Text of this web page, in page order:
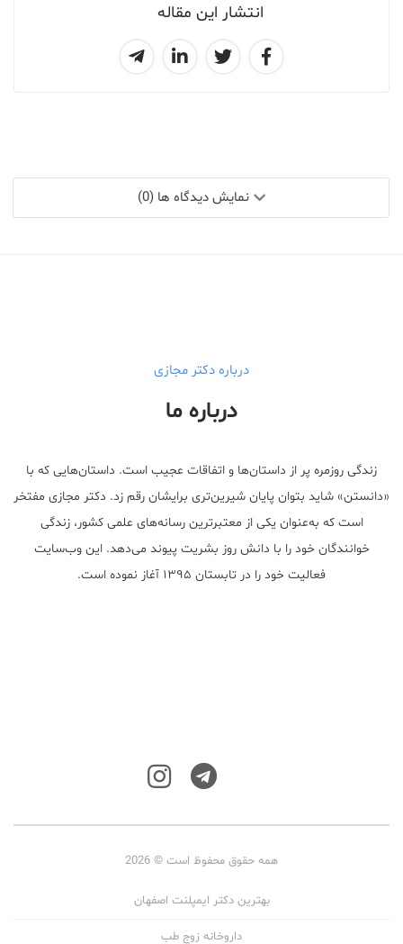
انتشار این مقاله
نمایش دیدگاه ها (0)
درباره دکتر مجازی
درباره ما
زندگی روزمره پر از داستان‌ها و اتفاقات عجیب است. داستان‌هایی که با
«دانستن» شاید بتوان پایان شیرین‌تری برایشان رقم زد. دکتر مجازی مفتخر
است که به‌عنوان یکی از معتبر‌ترین رسانه‌های علمی کشور، زندگی
خوانندگان خود را با دانش روز بشریت پیوند می‌دهد. این وب‌سایت
فعالیت خود را در تابستان ۱۳۹۵ آغاز نموده است.
همه حقوق محفوظ است © 2026
بهترین دکتر ایمپلنت اصفهان
داروخانه زوج طب